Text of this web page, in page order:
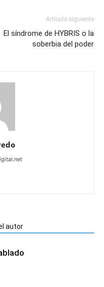
Artículo siguiente
El síndrome de HYBRIS o la
soberbia del poder
autor